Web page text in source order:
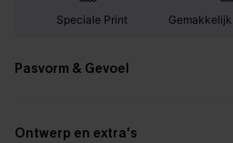
Speciale Print
Pasvorm & Gevoel
Ontwerp en extra's